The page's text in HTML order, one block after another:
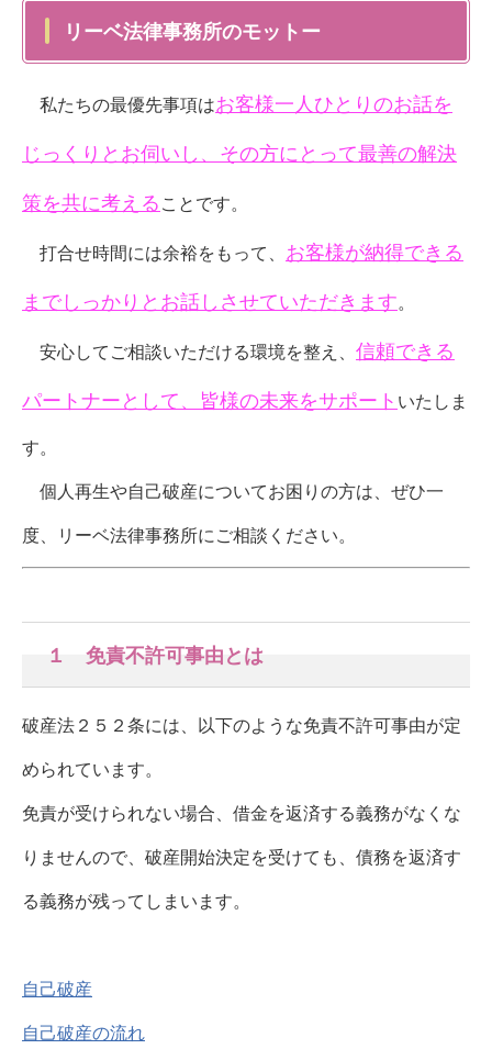
リーベ法律事務所のモットー
私たちの最優先事項はお客様一人ひとりのお話を
じっくりとお伺いし、その方にとって最善の解決
策を共に考える ことです。
打合せ時間には余裕をもって、 お客様が納得できる
までしっかりとお話しさせていただきます。
安心してご相談いただける環境を整え、 信頼できる
パートナーとして、皆様の未来をサポート いたしま
す。
個人再生や自己破産についてお困りの方は、ぜひ一
度、リーベ法律事務所にご相談ください。
１ 免責不許可事由とは
破産法２５２条には、以下のような免責不許可事由が定
められています。
免責が受けられない場合、借金を返済する義務がなくな
りませんので、破産開始決定を受けても、債務を返済す
る義務が残ってしまいます。
自己破産
自己破産の流れ